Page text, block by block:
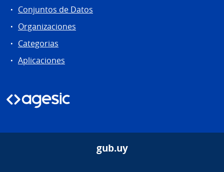
Conjuntos de Datos
Organizaciones
Categorias
Aplicaciones
gub.uy